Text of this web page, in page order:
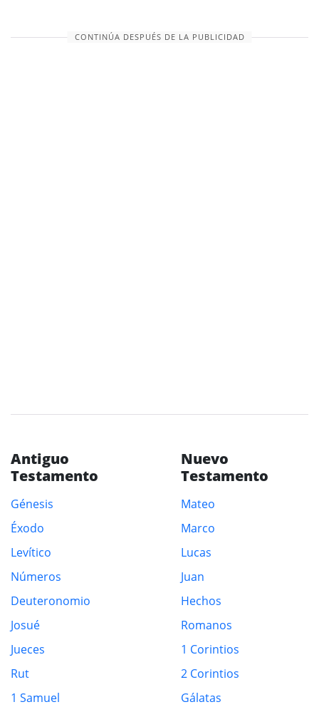
CONTINÚA DESPUÉS DE LA PUBLICIDAD
Antiguo
Testamento
Génesis
Éxodo
Levítico
Números
Deuteronomio
Josué
Jueces
Rut
1 Samuel
Nuevo
Testamento
Mateo
Marco
Lucas
Juan
Hechos
Romanos
1 Corintios
2 Corintios
Gálatas